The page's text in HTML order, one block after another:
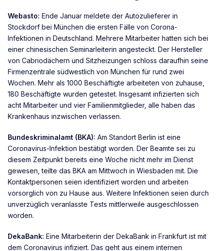
Webasto: Ende Januar meldete der Autozulieferer in
Stockdorf bei München die ersten Fälle von Corona-
Infektionen in Deutschland. Mehrere Mitarbeiter hatten sich bei
einer chinesischen Seminarleiterin angesteckt. Der Hersteller
von Cabriodächern und Sitzheizungen schloss daraufhin seine
Firmenzentrale südwestlich von München für rund zwei
Wochen. Mehr als 1000 Beschäftigte arbeiteten von zuhause,
180 Beschäftigte wurden getestet. Insgesamt infizierten sich
acht Mitarbeiter und vier Familienmitglieder, alle haben das
Krankenhaus inzwischen verlassen.
Bundeskriminalamt (BKA): Am Standort Berlin ist eine
Coronavirus-Infektion bestätigt worden. Der Beamte sei zu
diesem Zeitpunkt bereits eine Woche nicht mehr im Dienst
gewesen, teilte das BKA am Mittwoch in Wiesbaden mit. Die
Kontaktpersonen seien identifiziert worden und arbeiten
vorsorglich von zu Hause aus. Weitere Infektionen seien durch
unverzüglich veranlasste Tests mittlerweile ausgeschlossen
worden.
DekaBank: Eine Mitarbeiterin der DekaBank in Frankfurt ist mit
dem Coronavirus infiziert. Das geht aus einem internen